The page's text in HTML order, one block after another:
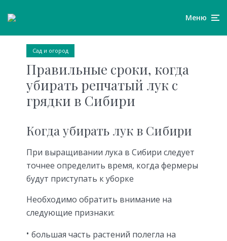
Меню
Сад и огород
Правильные сроки, когда
убирать репчатый лук с
грядки в Сибири
Когда убирать лук в Сибири
При выращивании лука в Сибири следует
точнее определить время, когда фермеры
будут приступать к уборке
Необходимо обратить внимание на
следующие признаки:
большая часть растений полегла на